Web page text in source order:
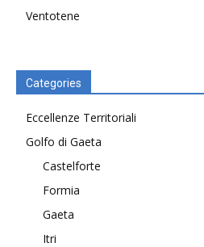
Ventotene
Categories
Eccellenze Territoriali
Golfo di Gaeta
Castelforte
Formia
Gaeta
Itri